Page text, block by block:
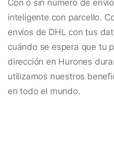
Con o sin número de
inteligente con parcello.
envíos de DHL con tus
cuándo se espera que tu
dirección en Hurones
utilizamos nuestros
en todo el mundo.